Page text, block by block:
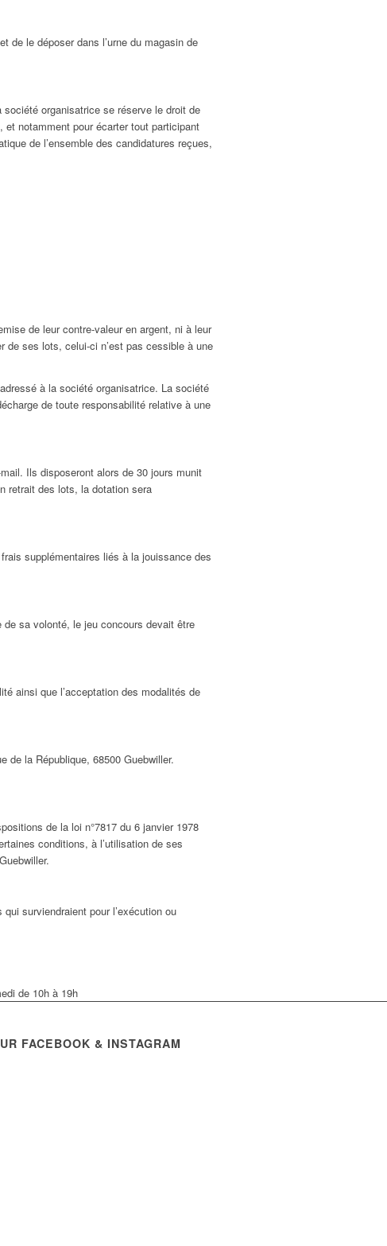
de le déposer dans l’urne du magasin de
organisatrice se réserve le droit de
et notamment pour écarter tout participant
de l’ensemble des candidatures reçues,
de leur contre-valeur en argent, ni à leur
de ses lots, celui-ci n’est pas cessible à une
à la société organisatrice. La société
de toute responsabilité relative à une
Ils disposeront alors de 30 jours munit
retrait des lots, la dotation sera
supplémentaires liés à la jouissance des
de sa volonté, le jeu concours devait être
ainsi que l’acceptation des modalités de
de la République, 68500 Guebwiller.
de la loi n°7817 du 6 janvier 1978
conditions, à l’utilisation de ses
surviendraient pour l’exécution ou
de 10h à 19h
FACEBOOK & INSTAGRAM